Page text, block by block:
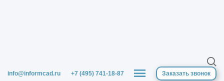
info@informcad.ru +7 (495) 741-18-87 Заказать звонок